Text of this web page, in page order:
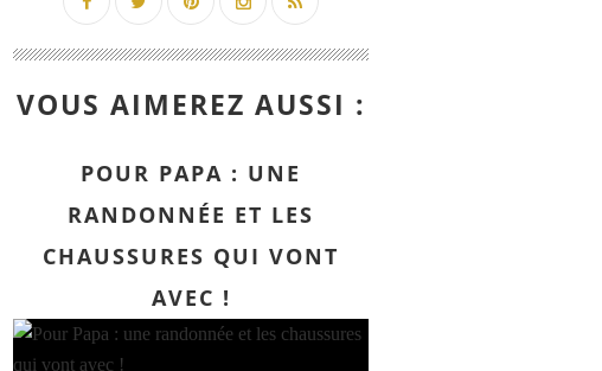
VOUS AIMEREZ AUSSI :
POUR PAPA : UNE
RANDONNÉE ET LES
CHAUSSURES QUI VONT
AVEC !